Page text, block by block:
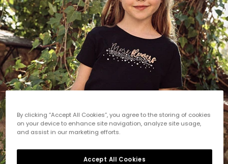
By clicking “Accept All Cookies”, you agree to the storing of cookies
on your device to enhance site navigation, analyze site usage,
and assist in our marketing efforts.
Accept All Cookies